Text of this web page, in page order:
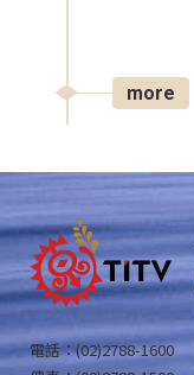
more
電話：(02)2788-1600